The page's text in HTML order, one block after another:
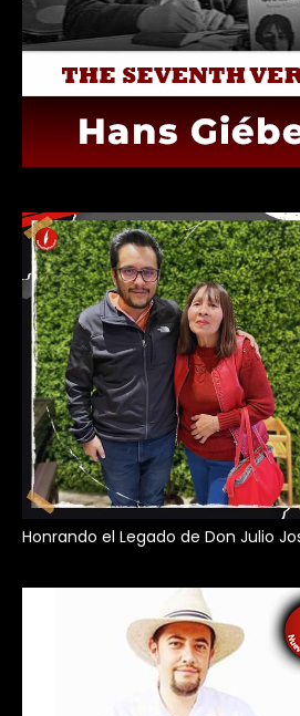
Honrando el Legado de Don Julio